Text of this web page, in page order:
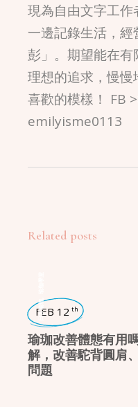
現為自由文字工作
一邊記錄生活，
彭」。期望能在
理想的追求，慢
喜歡的模樣！ FB
emilyisme0113
Related posts
日常瑜珈
FEB 12 th
瑜珈改善體態有用
解，改善駝背圓肩
問題